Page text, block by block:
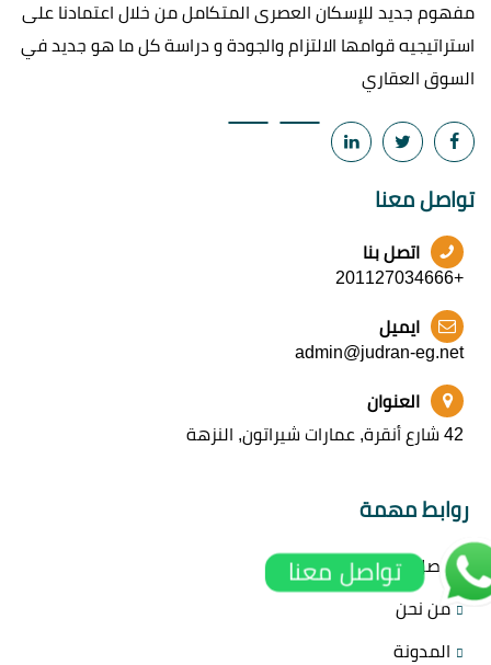
مفهوم جديد للإسكان العصرى المتكامل من خلال اعتمادنا على
استراتيجيه قوامها الالتزام والجودة و دراسة كل ما هو جديد في
السوق العقاري
تواصل معنا
اتصل بنا
+201127034666
ايميل
admin@judran-eg.net
العنوان
42 شارع أنقرة, عمارات شيراتون, النزهة
روابط مهمة
اتصل بنا
من نحن
المدونة
تواصل معنا